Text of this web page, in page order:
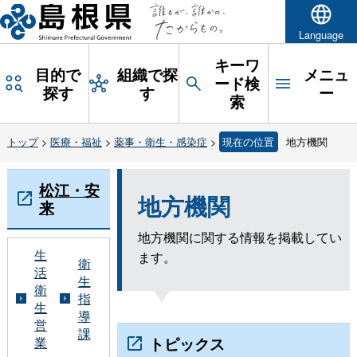
Language
目的で
探す
組織で探
す
キーワ
ード検
索
メニュ
ー
トップ> 医療・福祉 > 薬事・衛生・感染症 > 現在の位置 地方機関
地方機関
地方機関に関する情報を掲載してい
ます。
トピックス
松江・安
来
生
活
衛
生
営
業
衛
生
指
導
課